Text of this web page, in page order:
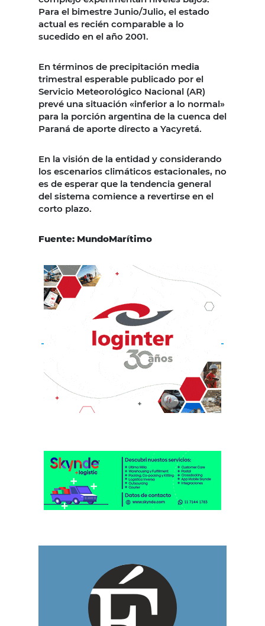
Para el bimestre Junio/Julio, el estado
actual es recién comparable a lo
sucedido en el año 2001.
En términos de precipitación media
trimestral esperable publicado por el
Servicio Meteorológico Nacional (AR)
prevé una situación «inferior a lo normal»
para la porción argentina de la cuenca del
Paraná de aporte directo a Yacyretá.
En la visión de la entidad y considerando
los escenarios climáticos estacionales, no
es de esperar que la tendencia general
del sistema comience a revertirse en el
corto plazo.
Fuente: MundoMarítimo